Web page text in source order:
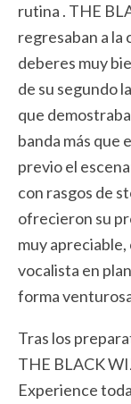
rutina . THE
regresaban a la
deberes muy
de su segundo
que
banda más que
previo el
con rasgos de
ofrecieron su
muy
vocalista en
forma
Tras los
THE BLACK
Experience